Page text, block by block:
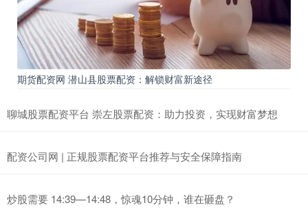
期货配资网 潜山县股票配资：解锁财富新途径
聊城股票配资平台 崇左股票配资：助力投资，实现财富梦想
配资公司网 | 正规股票配资平台推荐与安全保障指南
炒股需要 14:39—14:48，惊魂10分钟，谁在砸盘？